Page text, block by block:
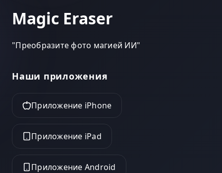
Magic Eraser
"Преобразите фото магией ИИ"
Наши приложения
Приложение iPhone
Приложение iPad
Приложение Android